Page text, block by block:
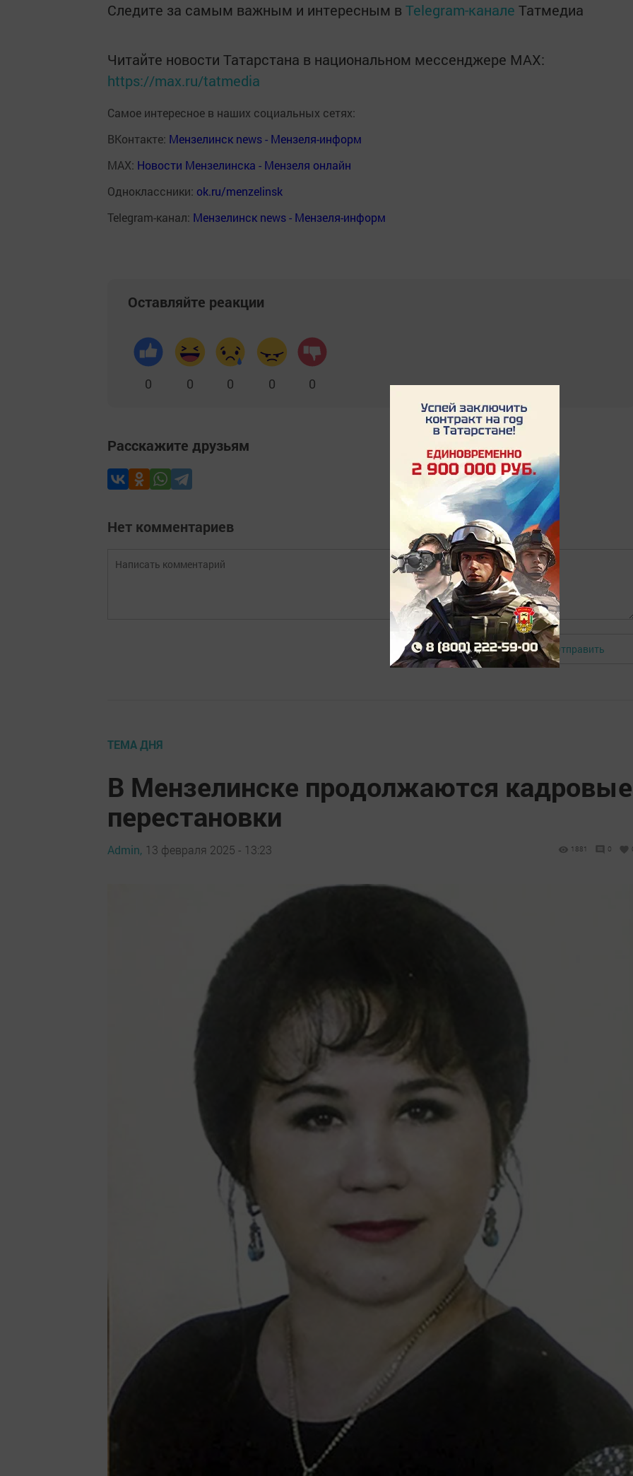
Следите за самым важным и интересным в Telegram-канале Татмедиа
Читайте новости Татарстана в национальном мессенджере MАХ:
https://max.ru/tatmedia
Самое интересное в наших социальных сетях:
ВКонтакте: Мензелинск news - Мензеля-информ
MAX: Новости Мензелинска - Мензеля онлайн
Одноклассники: ok.ru/menzelinsk
Telegram-канал: Мензелинск news - Мензеля-информ
Оставляйте реакции
0 0 0 0 0
Расскажите друзьям
Нет комментариев
Авторизоваться Отправить
ТЕМА ДНЯ
В Мензелинске продолжаются кадровые
перестановки
Admin, 13 февраля 2025 - 13:23 1881 0